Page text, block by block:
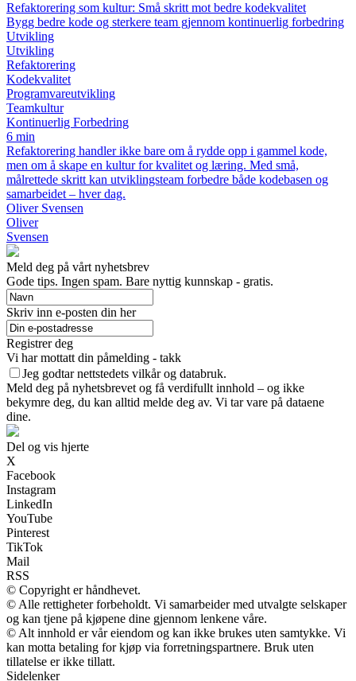
Refaktorering som kultur: Små skritt mot bedre kodekvalitet
Bygg bedre kode og sterkere team gjennom kontinuerlig forbedring
Utvikling
Utvikling
Refaktorering
Kodekvalitet
Programvareutvikling
Teamkultur
Kontinuerlig Forbedring
6 min
Refaktorering handler ikke bare om å rydde opp i gammel kode,
men om å skape en kultur for kvalitet og læring. Med små,
målrettede skritt kan utviklingsteam forbedre både kodebasen og
samarbeidet – hver dag.
Oliver Svensen
Oliver
Svensen
Meld deg på vårt nyhetsbrev
Gode ​​tips. Ingen spam. Bare nyttig kunnskap - gratis.
Skriv inn e-posten din her
Registrer deg
Vi har mottatt din påmelding - takk
Jeg godtar nettstedets vilkår og databruk.
Meld deg på nyhetsbrevet og få verdifullt innhold – og ikke
bekymre deg, du kan alltid melde deg av. Vi tar vare på dataene
dine.
Del og vis hjerte
X
Facebook
Instagram
LinkedIn
YouTube
Pinterest
TikTok
Mail
RSS
© Copyright er håndhevet.
© Alle rettigheter forbeholdt. Vi samarbeider med utvalgte selskaper
og kan tjene på kjøpene dine gjennom lenkene våre.
© Alt innhold er vår eiendom og kan ikke brukes uten samtykke. Vi
kan motta betaling for kjøp via forretningspartnere. Bruk uten
tillatelse er ikke tillatt.
Sidelenker